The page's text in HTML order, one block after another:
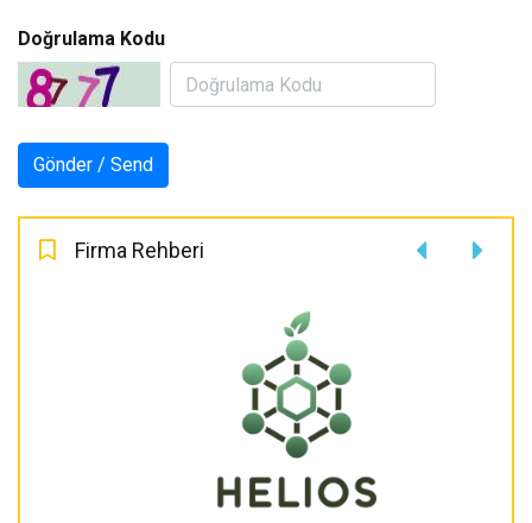
Doğrulama Kodu
Firma Rehberi